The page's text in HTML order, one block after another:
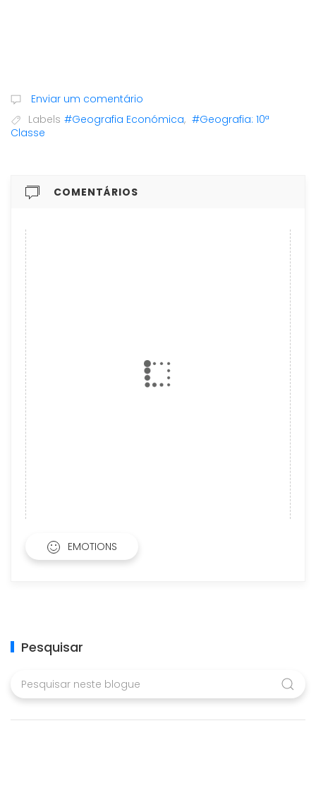
Enviar um comentário
Labels #Geografia Económica, #Geografia: 10ª
Classe
COMENTÁRIOS
EMOTIONS
Pesquisar